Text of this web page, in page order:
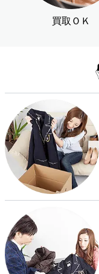
買取ＯＫ